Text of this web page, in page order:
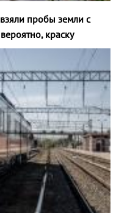
пробы земли с
краску